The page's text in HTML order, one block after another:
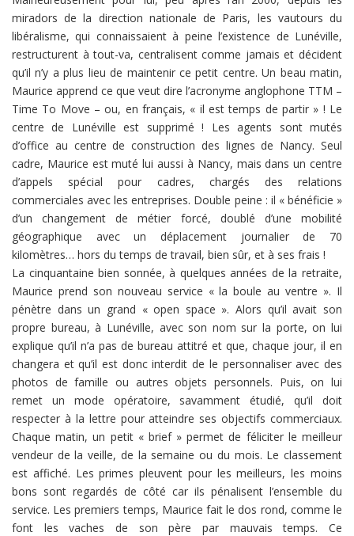
miradors de la direction nationale de Paris, les vautours du
libéralisme, qui connaissaient à peine l’existence de Lunéville,
restructurent à tout-va, centralisent comme jamais et décident
qu’il n’y a plus lieu de maintenir ce petit centre. Un beau matin,
Maurice apprend ce que veut dire l’acronyme anglophone TTM –
Time To Move – ou, en français, « il est temps de partir » ! Le
centre de Lunéville est supprimé ! Les agents sont mutés
d’office au centre de construction des lignes de Nancy. Seul
cadre, Maurice est muté lui aussi à Nancy, mais dans un centre
d’appels spécial pour cadres, chargés des relations
commerciales avec les entreprises. Double peine : il « bénéficie »
d’un changement de métier forcé, doublé d’une mobilité
géographique avec un déplacement journalier de 70
kilomètres… hors du temps de travail, bien sûr, et à ses frais !
La cinquantaine bien sonnée, à quelques années de la retraite,
Maurice prend son nouveau service « la boule au ventre ». Il
pénètre dans un grand « open space ». Alors qu’il avait son
propre bureau, à Lunéville, avec son nom sur la porte, on lui
explique qu’il n’a pas de bureau attitré et que, chaque jour, il en
changera et qu’il est donc interdit de le personnaliser avec des
photos de famille ou autres objets personnels. Puis, on lui
remet un mode opératoire, savamment étudié, qu’il doit
respecter à la lettre pour atteindre ses objectifs commerciaux.
Chaque matin, un petit « brief » permet de féliciter le meilleur
vendeur de la veille, de la semaine ou du mois. Le classement
est affiché. Les primes pleuvent pour les meilleurs, les moins
bons sont regardés de côté car ils pénalisent l’ensemble du
service. Les premiers temps, Maurice fait le dos rond, comme le
font les vaches de son père par mauvais temps. Ce